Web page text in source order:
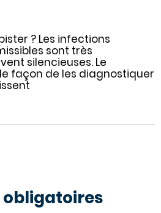
? Les infections
sont très
silencieuses. Le
façon de les diagnostiquer